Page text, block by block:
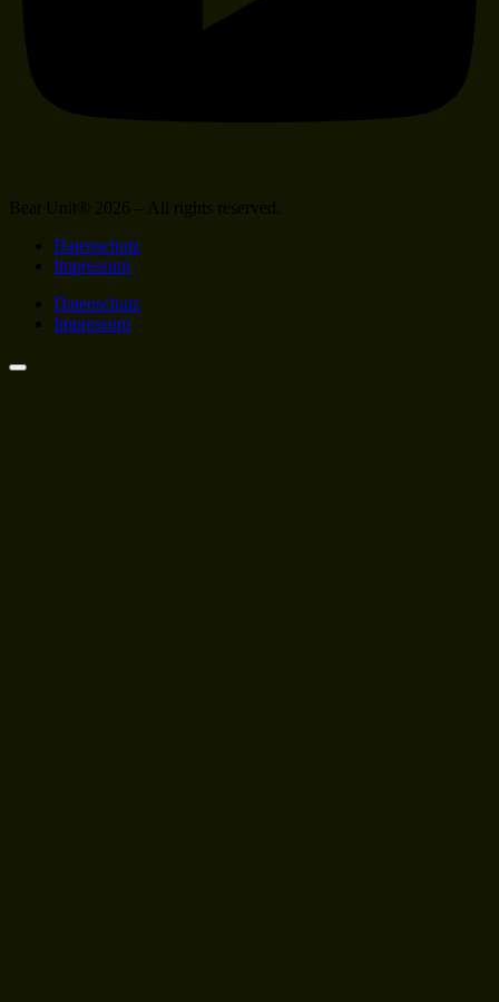
Datenschutz
Impressum
Datenschutz
Impressum